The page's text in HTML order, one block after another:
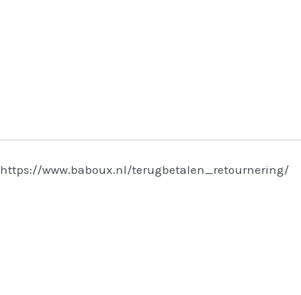
https://www.baboux.nl/terugbetalen_retournering/